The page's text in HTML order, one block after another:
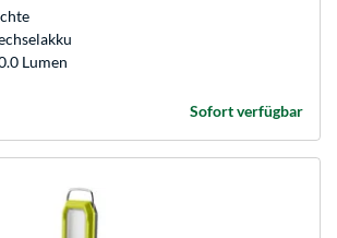
Lumen
Sofort verfügbar